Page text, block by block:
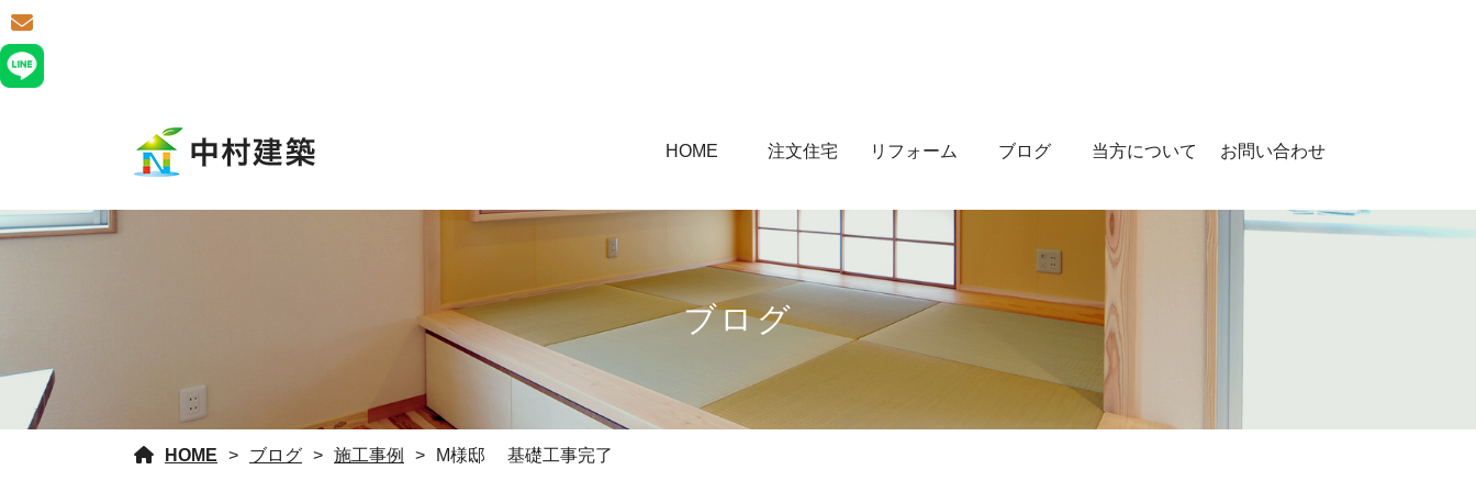
HOME 注文住宅 リフォーム ブログ 当方について お問い合わせ
ブログ
HOME ブログ 施工事例 M様邸 基礎工事完了